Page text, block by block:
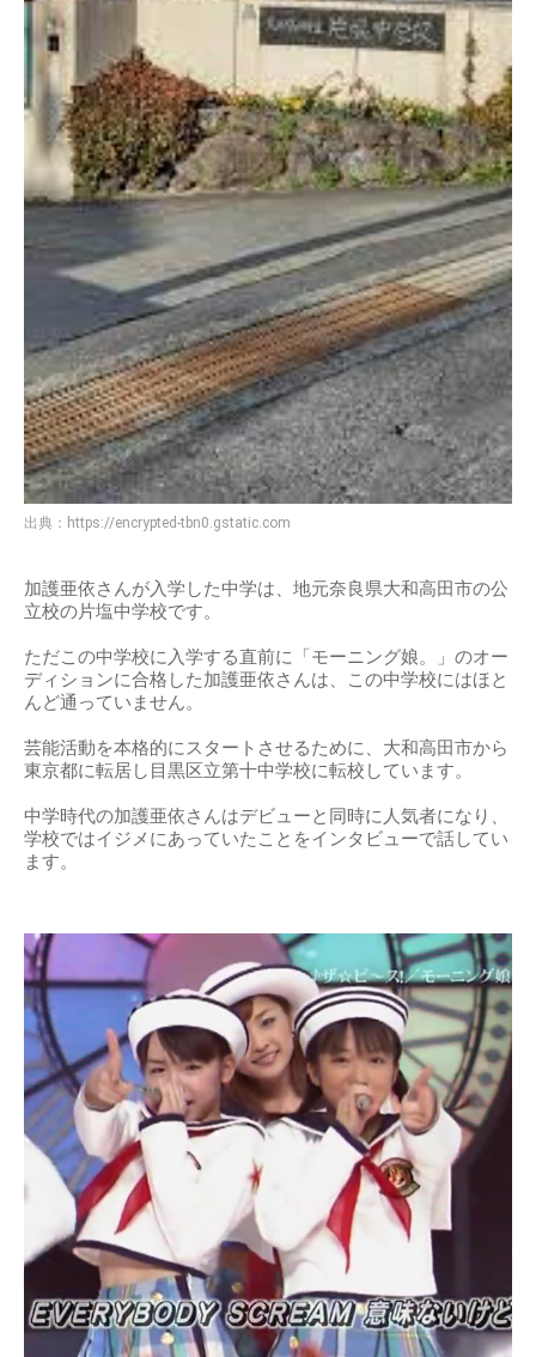
出典： https://encrypted-tbn0.gstatic.com
加護亜依さんが入学した中学は、地元奈良県大和高田市の公
立校の片塩中学校です。
ただこの中学校に入学する直前に「モーニング娘。」のオー
ディションに合格した加護亜依さんは、この中学校にはほと
んど通っていません。
芸能活動を本格的にスタートさせるために、大和高田市から
東京都に転居し目黒区立第十中学校に転校しています。
中学時代の加護亜依さんはデビューと同時に人気者になり、
学校ではイジメにあっていたことをインタビューで話してい
ます。